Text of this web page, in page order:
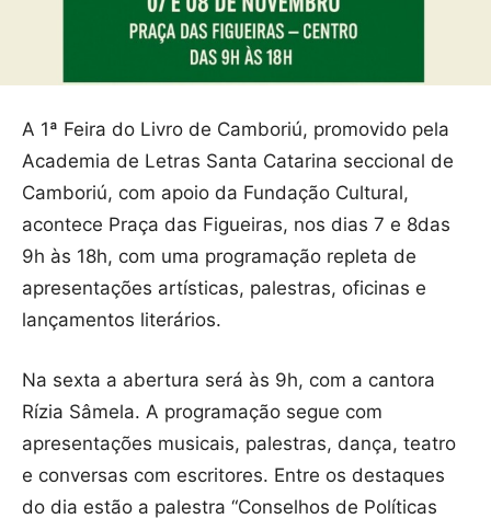
A 1ª Feira do Livro de Camboriú, promovido pela
Academia de Letras Santa Catarina seccional de
Camboriú, com apoio da Fundação Cultural,
acontece Praça das Figueiras, nos dias 7 e 8das
9h às 18h, com uma programação repleta de
apresentações artísticas, palestras, oficinas e
lançamentos literários.
Na sexta a abertura será às 9h, com a cantora
Rízia Sâmela. A programação segue com
apresentações musicais, palestras, dança, teatro
e conversas com escritores. Entre os destaques
do dia estão a palestra “Conselhos de Políticas